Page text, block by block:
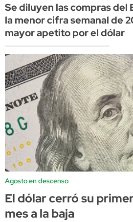
Se diluyen las compras del
la menor cifra semanal de
mayor apetito por el dólar
Agosto en descenso
El dólar cerró su
mes a la baja